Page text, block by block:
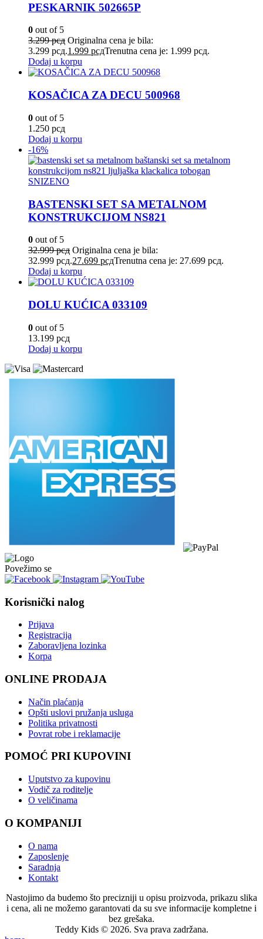
PESKARNIK 502665P
0 out of 5
3.299рсд Originalna cena je bila:
3.299 рсд.1.999 рсдTrenutna cena je: 1.999 рсд.
Dodaj u korpu
KOSAČICA ZA DECU 500968
0 out of 5
1.250 рсд
Dodaj u korpu
-16%
SNIZENO
BASTENSKI SET SA METALNOM
KONSTRUKCIJOM NS821
0 out of 5
32.999рсд Originalna cena je bila:
32.999 рсд.27.699 рсдTrenutna cena je: 27.699 рсд.
Dodaj u korpu
DOLU KUĆICA 033109
0 out of 5
13.199 рсд
Dodaj u korpu
Povežimo se
Korisnički nalog
Prijava
Registracija
Zaboravljena lozinka
Korpa
ONLINE PRODAJA
Način plaćanja
Opšti uslovi pružanja usluga
Politika privatnosti
Povrat robe i reklamacije
POMOĆ PRI KUPOVINI
Uputstvo za kupovinu
Vodič za roditelje
O veličinama
O KOMPANIJI
O nama
Zaposlenje
Saradnja
Kontakt
Nastojimo da budemo što precizniji u opisu proizvoda, prikazu slika
i cena, ali ne možemo garantovati da su sve informacije kompletne i
bez grešaka.
Teddy Kids © 2026. Sva prava zadržana.